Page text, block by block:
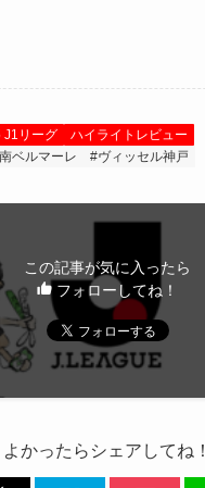
J1リーグ
ハイライトレビュー
ベルマーレ #ヴィッセル神戸
この記事が気に入ったら
フォローしてね！
よかったらシェアしてね！